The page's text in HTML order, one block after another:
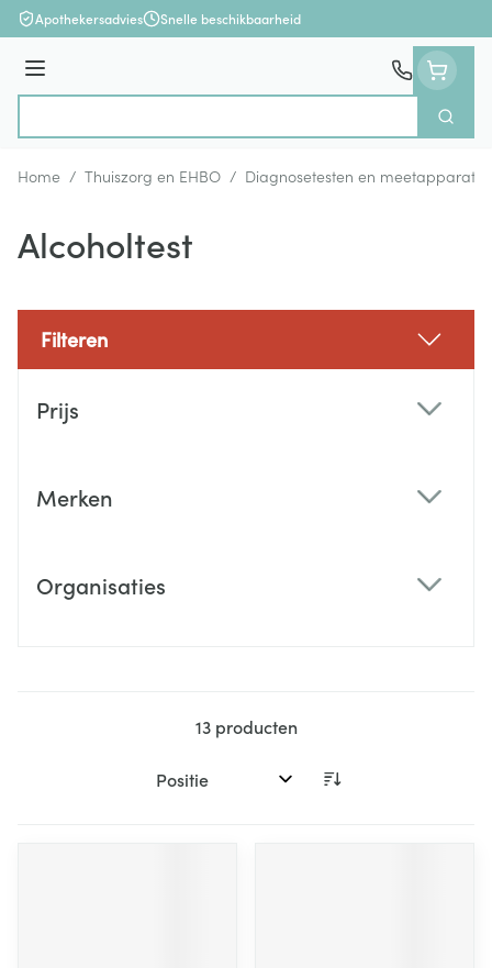
Ga naar de inhoud
Apothekersadvies Snelle beschikbaarheid
Menu
Zoek
Home / Thuiszorg en EHBO / Diagnosetesten en
Alcoholtest
Filteren
Prijs
Merken
Organisaties
13producten
Sorteer op: